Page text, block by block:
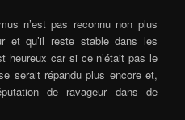
n’est pas reconnu non plus
et qu’il reste stable dans les
heureux car si ce n’était pas le
serait répandu plus encore et,
de ravageur dans de